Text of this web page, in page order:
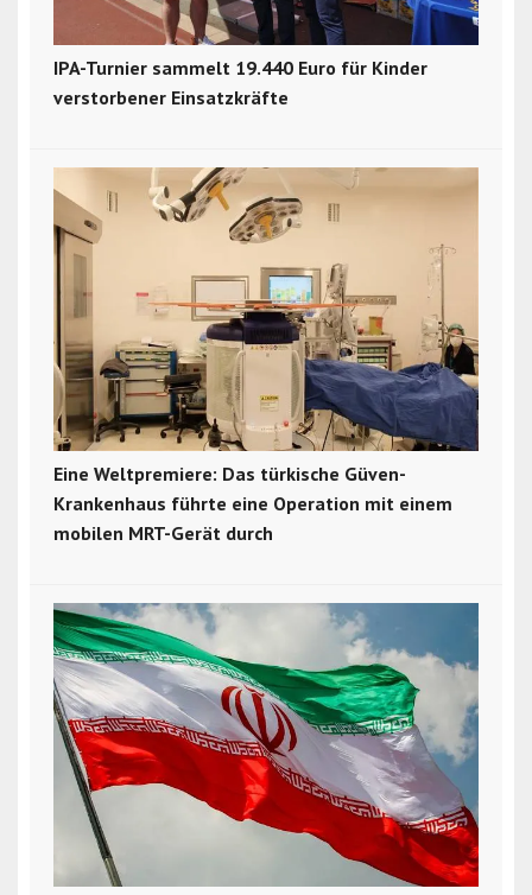
IPA-Turnier sammelt 19.440 Euro für Kinder
verstorbener Einsatzkräfte
Eine Weltpremiere: Das türkische Güven-
Krankenhaus führte eine Operation mit einem
mobilen MRT-Gerät durch